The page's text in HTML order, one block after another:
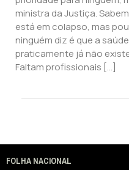
ministra da Justiça.
está em colapso, mas
ninguém diz é que a
praticamente já não
Faltam profissionais […]
FOLHA NACIONAL